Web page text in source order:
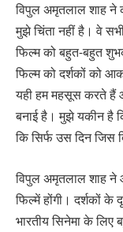
विपुल अमृतलाल शाह ने
मुझे चिंता नहीं है। वे
फिल्म को बहुत-बहुत
फिल्म को दर्शकों को
यही हम महसूस करते हैं
बनाई है। मुझे यकीन है
कि सिर्फ उस दिन जिस
विपुल अमृतलाल शाह ने
फिल्में होंगी। दर्शकों
भारतीय सिनेमा के